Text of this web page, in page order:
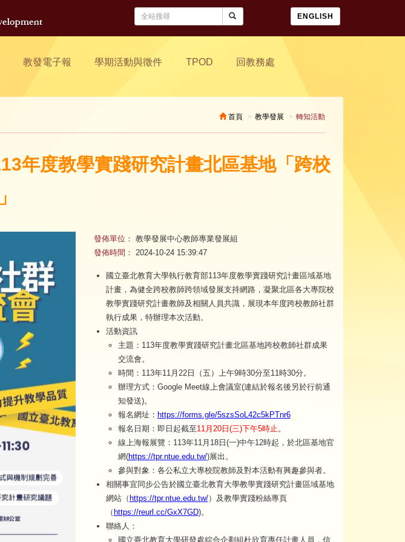
ENGLISH
教發電子報 學期活動與徵件 TPOD 回教務處
首頁 教學發展 轉知活動
年度教學實踐研究計畫北區基地「跨校
發佈單位： 教學發展中心教師專業發展組
發佈時間： 2024-10-24 15:39:47
國立臺北教育大學執行教育部113年度教學實踐研究計畫區域基地
計畫，為健全跨校教師跨領域發展支持網路，凝聚北區各大專院校
教學實踐研究計畫教師及相關人員共識，展現本年度跨校教師社群
執行成果，特辦理本次活動。
活動資訊
主題：113年度教學實踐研究計畫北區基地跨校教師社群成果
交流會。
時間：113年11月22日（五）上午9時30分至11時30分。
辦理方式：Google Meet線上會議室(連結於報名後另於行前通
知發送)。
報名網址： https://forms.gle/5szsSoL42c5kPTnr6
報名日期：即日起截至11月20日(三)下午5時止 。
線上海報展覽：113年11月18日(一)中午12時起，於北區基地官
網(https://tpr.ntue.edu.tw/)展出。
參與對象：各公私立大專校院教師及對本活動有興趣參與者。
相關事宜同步公告於國立臺北教育大學教學實踐研究計畫區域基地
網站（https://tpr.ntue.edu.tw/）及教學實踐粉絲專頁
（https://reurl.cc/GxX7GD)。
聯絡人：
國立臺北教育大學研發處綜合企劃組杜欣育專任計畫人員，信